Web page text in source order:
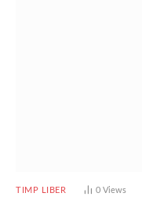
TIMP LIBER 0 Views